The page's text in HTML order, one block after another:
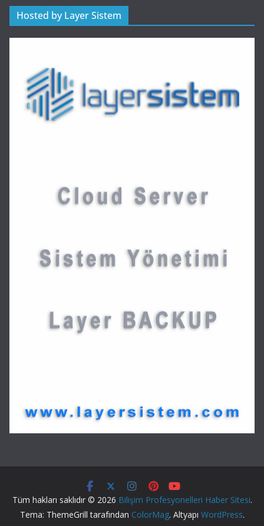
Hosted by Layer Sistem
Tüm hakları saklıdır © 2026 Bilişim Profesyonelleri Haber Sitesi.
Tema: ThemeGrill tarafından ColorMag. Altyapı WordPress.